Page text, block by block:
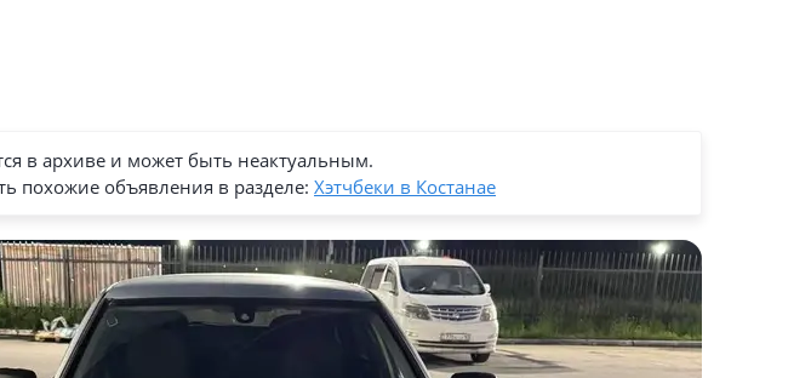
в архиве и может быть неактуальным.
похожие объявления в разделе: Хэтчбеки в Костанае